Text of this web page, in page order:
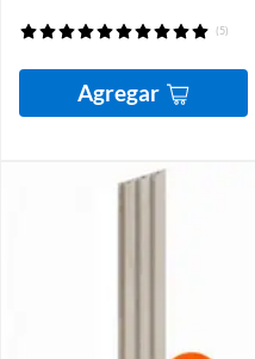
(5)
Agregar